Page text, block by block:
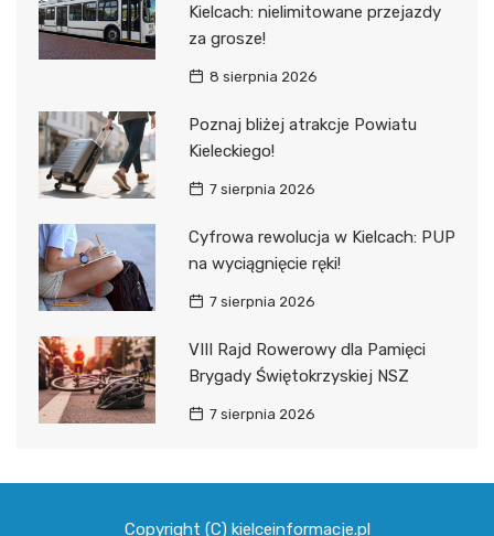
Kielcach: nielimitowane przejazdy
za grosze!
8 sierpnia 2026
Poznaj bliżej atrakcje Powiatu
Kieleckiego!
7 sierpnia 2026
Cyfrowa rewolucja w Kielcach: PUP
na wyciągnięcie ręki!
7 sierpnia 2026
VIII Rajd Rowerowy dla Pamięci
Brygady Świętokrzyskiej NSZ
7 sierpnia 2026
Copyright (C) kielceinformacje.pl